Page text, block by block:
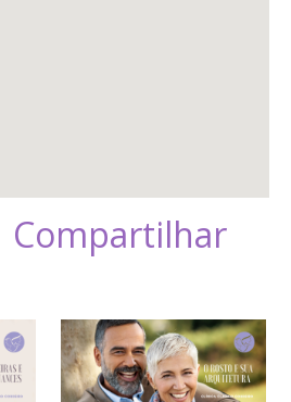
Pinterest
Compartilhar